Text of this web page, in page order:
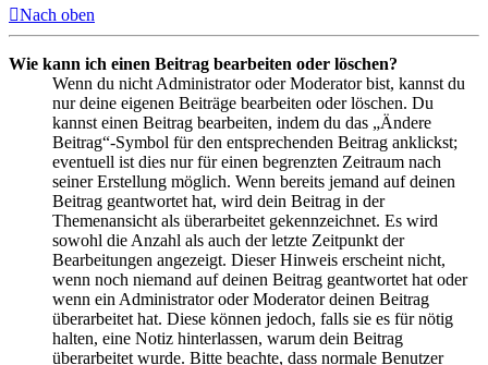
Nach oben
Wie kann ich einen Beitrag bearbeiten oder löschen?
Wenn du nicht Administrator oder Moderator bist, kannst du
nur deine eigenen Beiträge bearbeiten oder löschen. Du
kannst einen Beitrag bearbeiten, indem du das „Ändere
Beitrag“-Symbol für den entsprechenden Beitrag anklickst;
eventuell ist dies nur für einen begrenzten Zeitraum nach
seiner Erstellung möglich. Wenn bereits jemand auf deinen
Beitrag geantwortet hat, wird dein Beitrag in der
Themenansicht als überarbeitet gekennzeichnet. Es wird
sowohl die Anzahl als auch der letzte Zeitpunkt der
Bearbeitungen angezeigt. Dieser Hinweis erscheint nicht,
wenn noch niemand auf deinen Beitrag geantwortet hat oder
wenn ein Administrator oder Moderator deinen Beitrag
überarbeitet hat. Diese können jedoch, falls sie es für nötig
halten, eine Notiz hinterlassen, warum dein Beitrag
überarbeitet wurde. Bitte beachte, dass normale Benutzer